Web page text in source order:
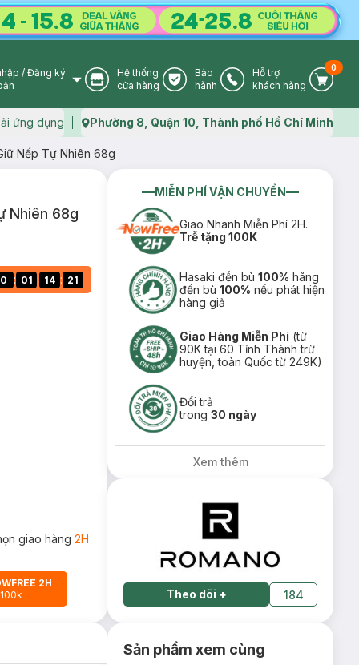
User Icon
/ Đăng ký
Store Icon
Hệ thống
cửa hàng
Warranty Icon
Bảo
hành
Phone Icon
Hỗ trợ
khách hàng
Cart
0
ứng dụng Map icon
Phường 8, Quận 10, Thành phố Hồ Chí Minh
Nếp Tự Nhiên 68g
Nhiên 68g
0 : 01 : 14 : 20
giao hàng 2H
2H
MIỄN PHÍ VẬN CHUYỂN
Giao Nhanh Miễn Phí 2H.
Trễ tặng 100K
Hasaki đền bù100% hãng
đền bù100% nếu phát hiện
hàng giả
Giao Hàng Miễn Phí (từ
90K tại 60 Tỉnh Thành trừ
huyện, toàn Quốc từ 249K)
Đổi trả
trong30 ngày
Xem thêm
Theo dõi + 184
Sản phẩm xem cùng